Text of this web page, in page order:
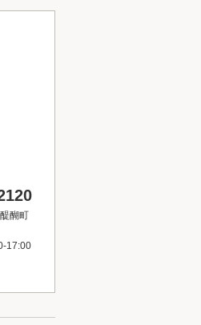
醐町
17:00